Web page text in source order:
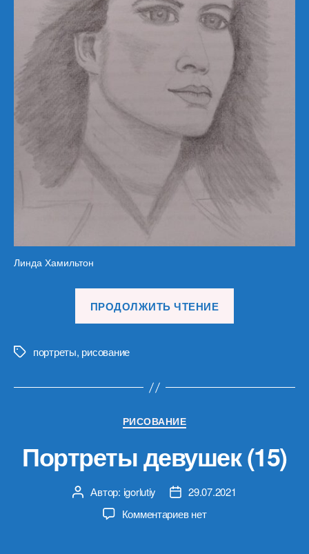
Линда Хамильтон
ПРОДОЛЖИТЬ ЧТЕНИЕ
Меткипортреты, рисование
Рубрики
РИСОВАНИЕ
Портреты девушек (15)
Автор
записи
Автор: igorlutiy
Дата29.07.2021
Комментариевк
нет